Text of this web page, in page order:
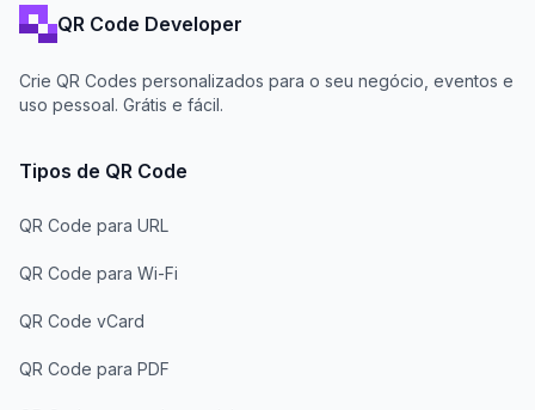
QR Code Developer
Crie QR Codes personalizados para o seu negócio, eventos e
uso pessoal. Grátis e fácil.
Tipos de QR Code
QR Code para URL
QR Code para Wi-Fi
QR Code vCard
QR Code para PDF